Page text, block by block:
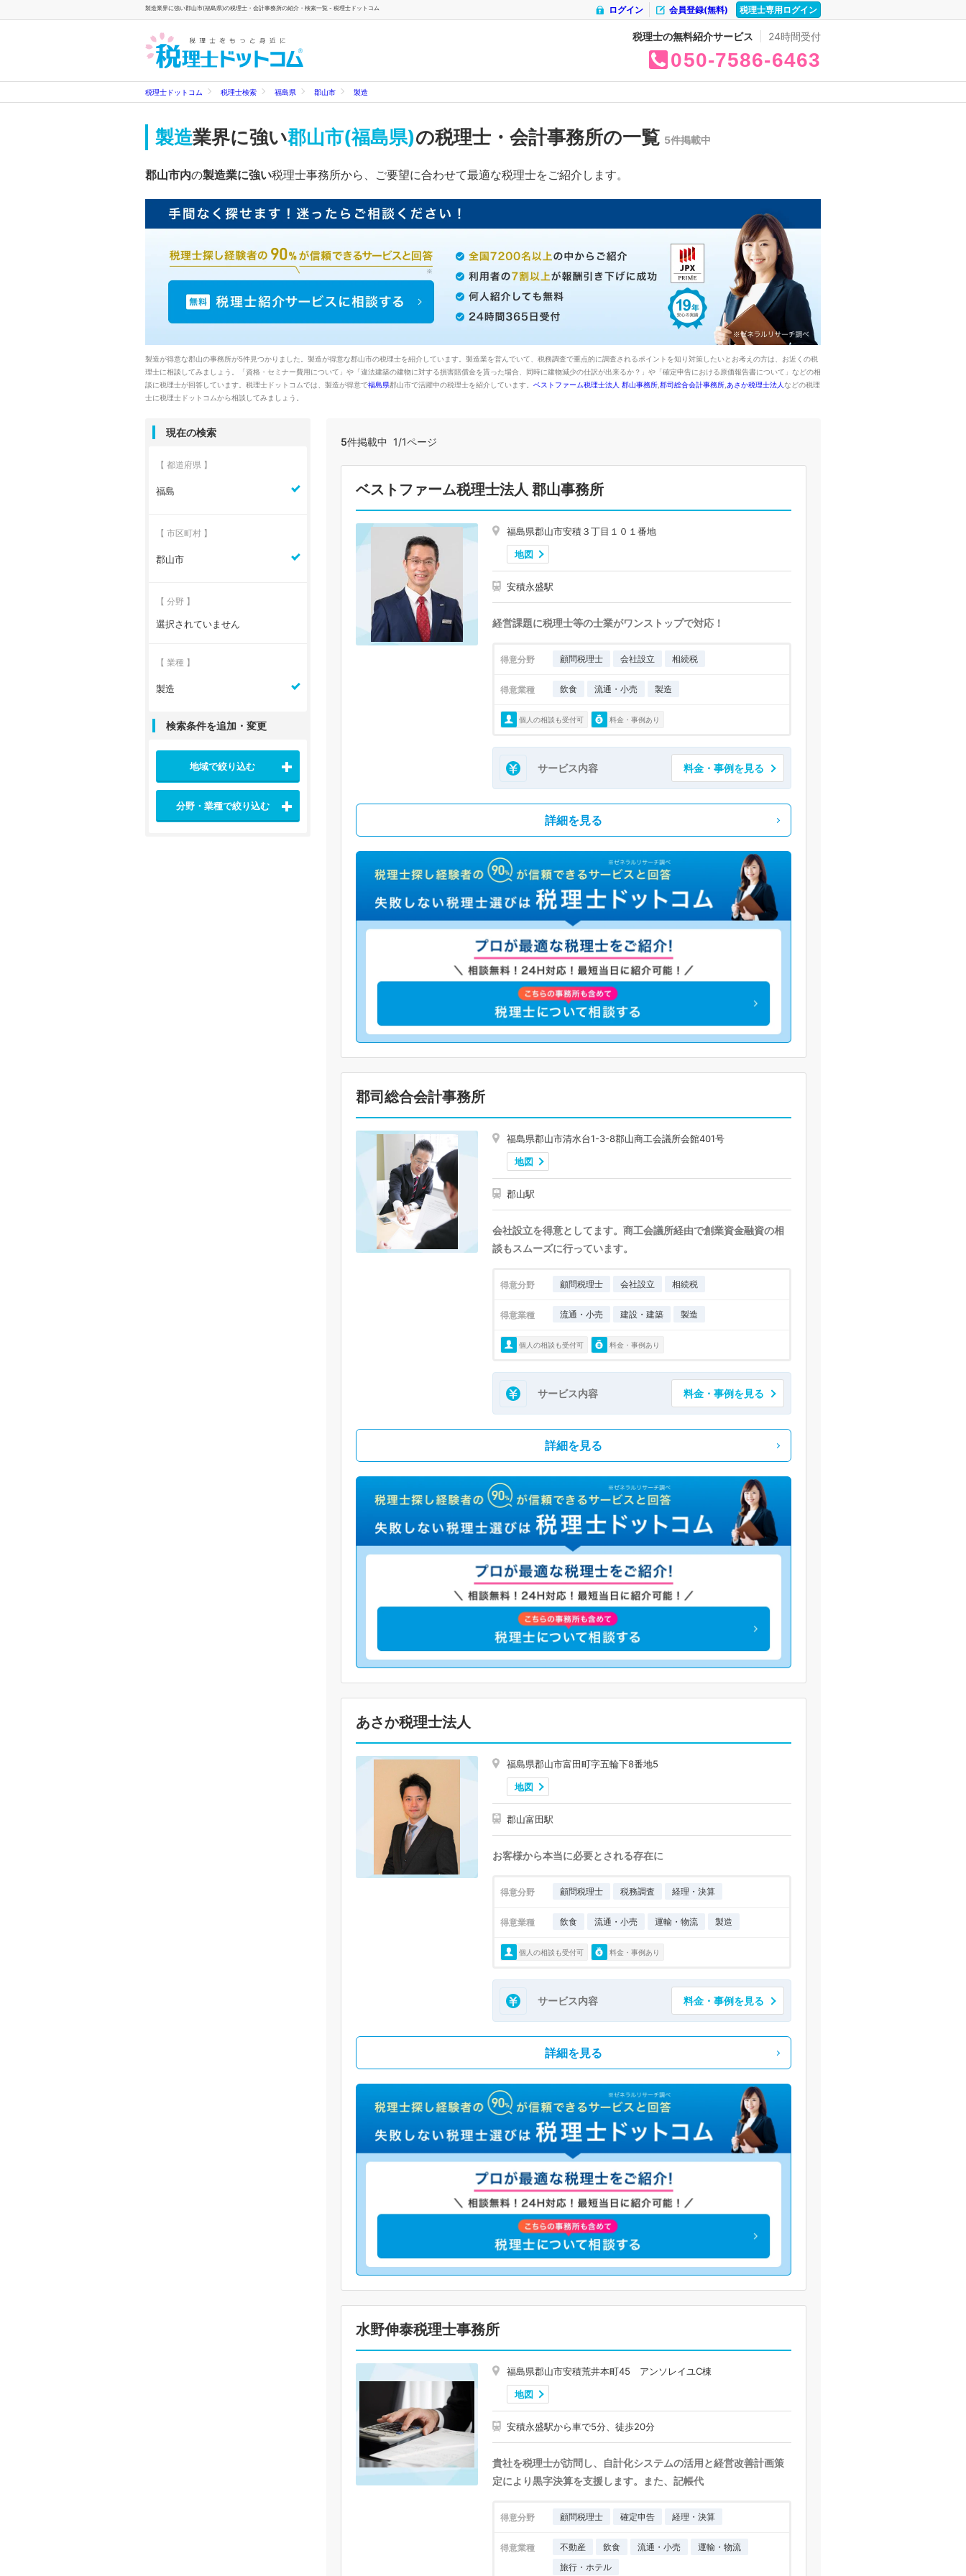
製造業界に強い郡山市(福島県)の税理士・会計事務所の紹介・検索一覧 - 税理士ドットコム 税理士専用ログイン
会員登録(無料)
ログイン
税理士の無料紹介サービス 24時間受付
050 7586 6463
税理士ドットコム 税理士検索 福島県 郡山市 製造
製造業界に強い郡山市(福島県)の税理士・会計事務所の一覧 5件掲載中
郡山市内の製造業に強い税理士事務所から、ご要望に合わせて最適な税理士をご紹介します。
製造が得意な郡山の事務所が5件見つかりました。製造が得意な郡山市の税理士を紹介しています。製造業を営んでいて、税務調査で重点的に調査されるポイントを知り対策したいとお考えの方は、お近くの税
理士に相談してみましょう。「資格・セミナー費用について」や「違法建築の建物に対する損害賠償金を貰った場合、同時に建物減少の仕訳が出来るか？」や「確定申告における原価報告書について」などの相
談に税理士が回答しています。税理士ドットコムでは、製造が得意で福島県郡山市で活躍中の税理士を紹介しています。 ベストファーム税理士法人 郡山事務所 郡司総合会計事務所 あさか税理士法人 などの税理
士に税理士ドットコムから相談してみましょう。
5件掲載中 1/1ページ
ベストファーム税理士法人 郡山事務所
福島県郡山市安積３丁目１０１番地
地図
安積永盛駅
経営課題に税理士等の士業がワンストップで対応！
得意分野 顧問税理士 会社設立 相続税
得意業種 飲食 流通・小売 製造
個人の相談も受付可 料金・事例あり
サービス内容 料金・事例を見る
詳細を見る
郡司総合会計事務所
福島県郡山市清水台1-3-8郡山商工会議所会館401号
地図
郡山駅
会社設立を得意としてます。商工会議所経由で創業資金融資の相
談もスムーズに行っています。
得意分野 顧問税理士 会社設立 相続税
得意業種 流通・小売 建設・建築 製造
個人の相談も受付可 料金・事例あり
サービス内容 料金・事例を見る
詳細を見る
あさか税理士法人
福島県郡山市富田町字五輪下8番地5
地図
郡山富田駅
お客様から本当に必要とされる存在に
得意分野 顧問税理士 税務調査 経理・決算
得意業種 飲食 流通・小売 運輸・物流 製造
個人の相談も受付可 料金・事例あり
サービス内容 料金・事例を見る
詳細を見る
水野伸泰税理士事務所
福島県郡山市安積荒井本町45 アンソレイユC棟
地図
安積永盛駅から車で5分、徒歩20分
貴社を税理士が訪問し、自計化システムの活用と経営改善計画策
定により黒字決算を支援します。また、記帳代
得意分野 顧問税理士 確定申告 経理・決算
得意業種 不動産 飲食 流通・小売
運輸・物流
旅行・ホテル
現在の検索
【 都道府県 】
福島
【 市区町村 】
郡山市
【 分野 】
選択されていません
【 業種 】
製造
検索条件を追加・変更
地域で絞り込む
分野・業種で絞り込む